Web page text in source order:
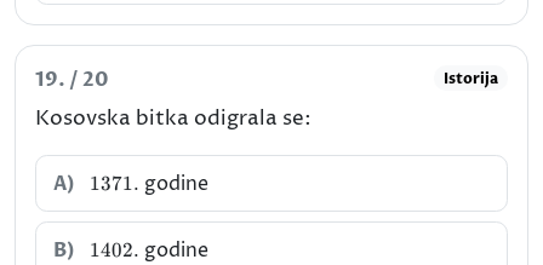
19. / 20 Istorija
Kosovska bitka odigrala se:
A) 1371.
1371. godine
B) 1402.
1402. godine